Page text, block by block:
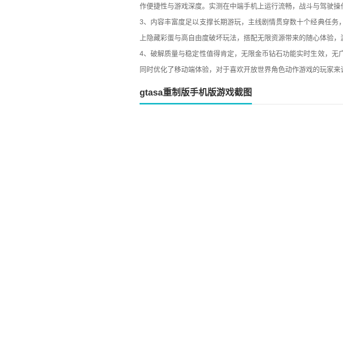
作便捷性与游戏深度。实测在中端手机上运行流畅，战斗与驾驶操
3、内容丰富度足以支撑长期游玩，主线剧情贯穿数十个经典任
上隐藏彩蛋与高自由度破坏玩法，搭配无限资源带来的随心体验，
4、破解质量与稳定性值得肯定，无限金币钻石功能实时生效，无
同时优化了移动端体验，对于喜欢开放世界角色动作游戏的玩家来
gtasa重制版手机版游戏截图